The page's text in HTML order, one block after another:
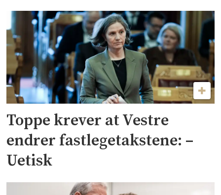
Toppe krever at Vestre
endrer fastlegetakstene: –
Uetisk